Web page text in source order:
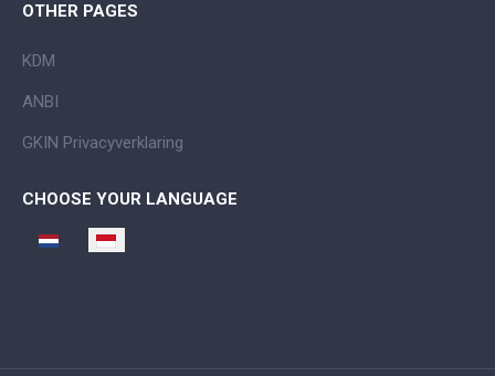
OTHER PAGES
KDM
ANBI
GKIN Privacyverklaring
CHOOSE YOUR LANGUAGE
Select your language